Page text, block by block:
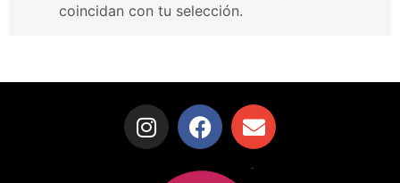
coincidan con tu selección.